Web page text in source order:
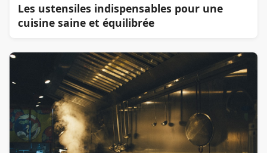
Les ustensiles indispensables pour une
cuisine saine et équilibrée